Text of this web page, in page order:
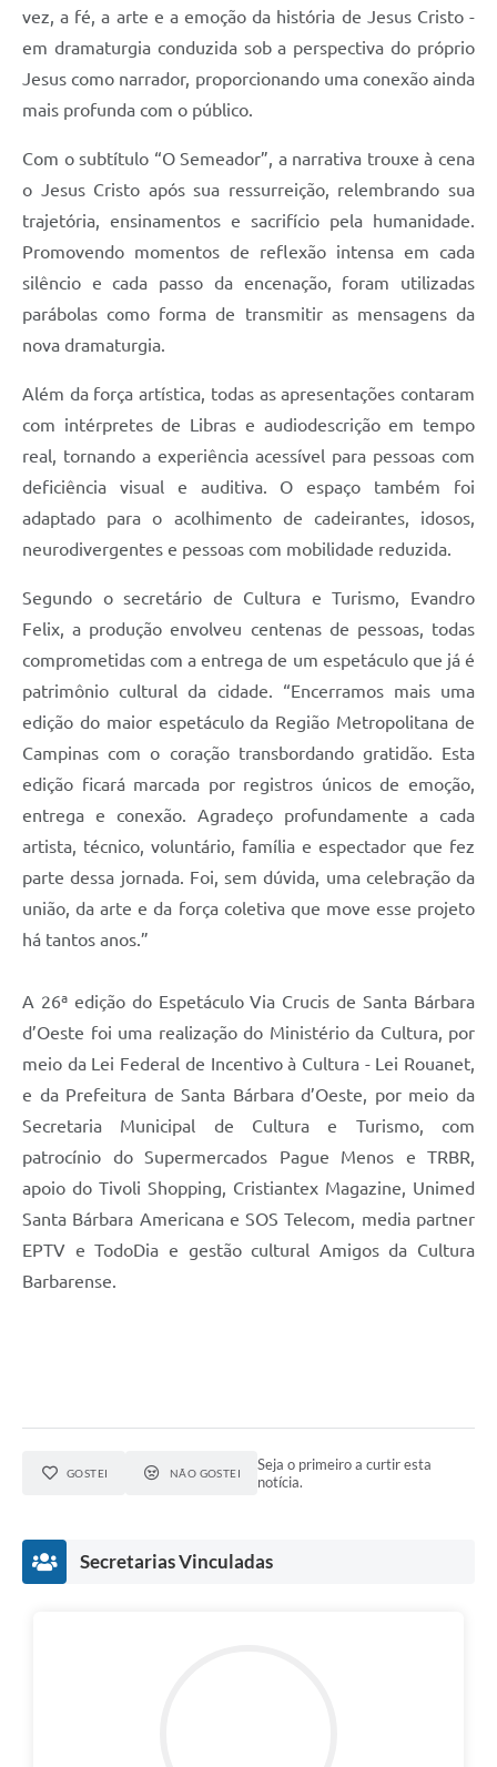
vez, a fé, a arte e a emoção da história de Jesus Cristo -
em dramaturgia conduzida sob a perspectiva do próprio
Jesus como narrador, proporcionando uma conexão ainda
mais profunda com o público.
Com o subtítulo “O Semeador”, a narrativa trouxe à cena
o Jesus Cristo após sua ressurreição, relembrando sua
trajetória, ensinamentos e sacrifício pela humanidade.
Promovendo momentos de reflexão intensa em cada
silêncio e cada passo da encenação, foram utilizadas
parábolas como forma de transmitir as mensagens da
nova dramaturgia.
Além da força artística, todas as apresentações contaram
com intérpretes de Libras e audiodescrição em tempo
real, tornando a experiência acessível para pessoas com
deficiência visual e auditiva. O espaço também foi
adaptado para o acolhimento de cadeirantes, idosos,
neurodivergentes e pessoas com mobilidade reduzida.
Segundo o secretário de Cultura e Turismo, Evandro
Felix, a produção envolveu centenas de pessoas, todas
comprometidas com a entrega de um espetáculo que já é
patrimônio cultural da cidade. “Encerramos mais uma
edição do maior espetáculo da Região Metropolitana de
Campinas com o coração transbordando gratidão. Esta
edição ficará marcada por registros únicos de emoção,
entrega e conexão. Agradeço profundamente a cada
artista, técnico, voluntário, família e espectador que fez
parte dessa jornada. Foi, sem dúvida, uma celebração da
união, da arte e da força coletiva que move esse projeto
há tantos anos.”
A 26ª edição do Espetáculo Via Crucis de Santa Bárbara
d’Oeste foi uma realização do Ministério da Cultura, por
meio da Lei Federal de Incentivo à Cultura - Lei Rouanet,
e da Prefeitura de Santa Bárbara d’Oeste, por meio da
Secretaria Municipal de Cultura e Turismo, com
patrocínio do Supermercados Pague Menos e TRBR,
apoio do Tivoli Shopping, Cristiantex Magazine, Unimed
Santa Bárbara Americana e SOS Telecom, media partner
EPTV e TodoDia e gestão cultural Amigos da Cultura
Barbarense.
GOSTEI NÃO GOSTEI
Seja o primeiro a curtir esta
notícia.
Secretarias Vinculadas